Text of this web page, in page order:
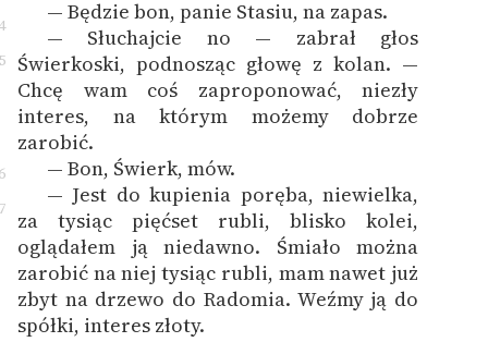
— Będzie bon, panie Stasiu, na zapas.
— Słuchajcie no — zabrał głos
Świerkoski, podnosząc głowę z kolan. —
Chcę wam coś zaproponować, niezły
interes, na którym możemy dobrze
zarobić.
— Bon, Świerk, mów.
— Jest do kupienia poręba, niewielka,
za tysiąc pięćset rubli, blisko kolei,
oglądałem ją niedawno. Śmiało można
zarobić na niej tysiąc rubli, mam nawet już
zbyt na drzewo do Radomia. Weźmy ją do
spółki, interes złoty.